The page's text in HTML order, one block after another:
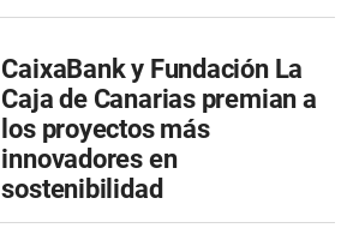
CaixaBank y Fundación La
Caja de Canarias premian a
los proyectos más
innovadores en
sostenibilidad